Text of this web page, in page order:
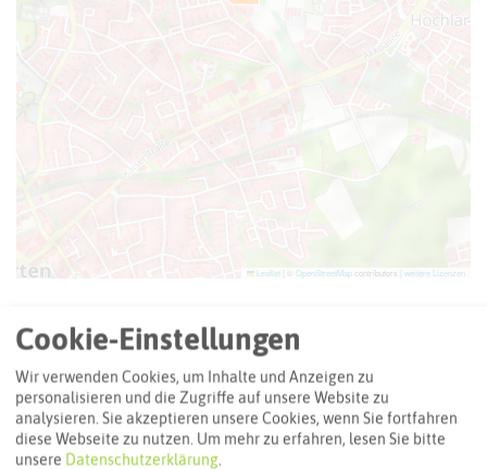
Leaflet OpenStreetMap contributors | weitere Lizenzen
Adresse:
Marpenstraße 29
45659 Herten
Webseite
Cookie-Einstellungen
Wir verwenden Cookies, um Inhalte und Anzeigen zu
personalisieren und die Zugriffe auf unsere Website zu
analysieren. Sie akzeptieren unsere Cookies, wenn Sie fortfahren
diese Webseite zu nutzen. Um mehr zu erfahren, lesen Sie bitte
unsere Datenschutzerklärung.